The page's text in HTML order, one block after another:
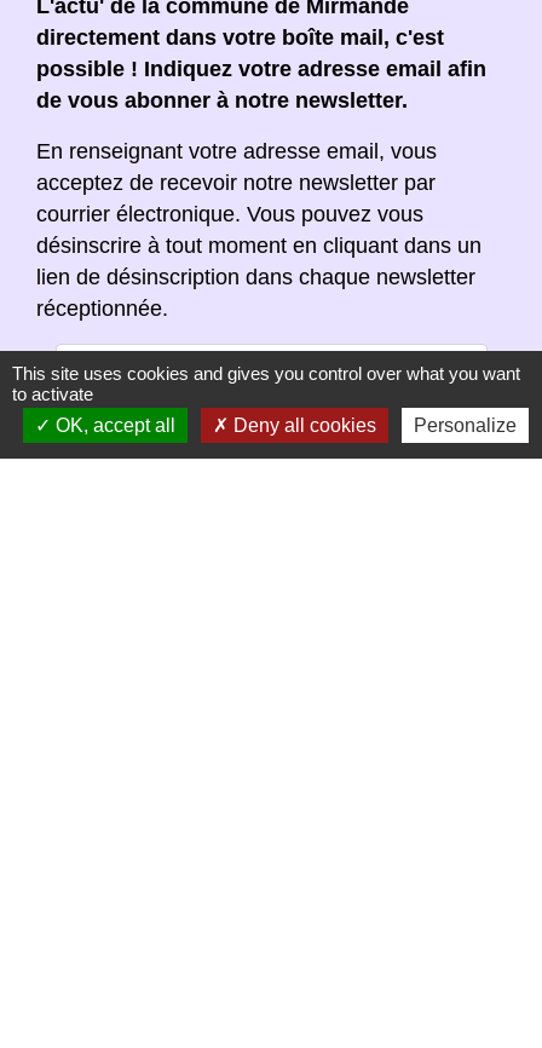
L'actu' de la commune de Mirmande
directement dans votre boîte mail, c'est
possible ! Indiquez votre adresse email afin
de vous abonner à notre newsletter.
En renseignant votre adresse email, vous
acceptez de recevoir notre newsletter par
courrier électronique. Vous pouvez vous
désinscrire à tout moment en cliquant dans un
lien de désinscription dans chaque newsletter
réceptionnée.
This site uses cookies and gives you control over what you want
to activate
OK, accept all
Deny all cookies Personalize